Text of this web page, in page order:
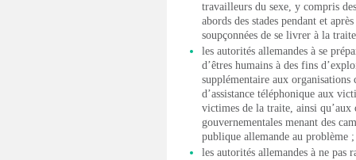
travailleurs du sexe, y compris
abords des stades pendant et
soupçonnées de se livrer à la
les autorités allemandes à se
d’êtres humains à des fins
supplémentaire aux
d’assistance téléphonique aux
victimes de la traite, ainsi qu’aux
gouvernementales menant des
publique allemande au problème ;
les autorités allemandes à ne pas